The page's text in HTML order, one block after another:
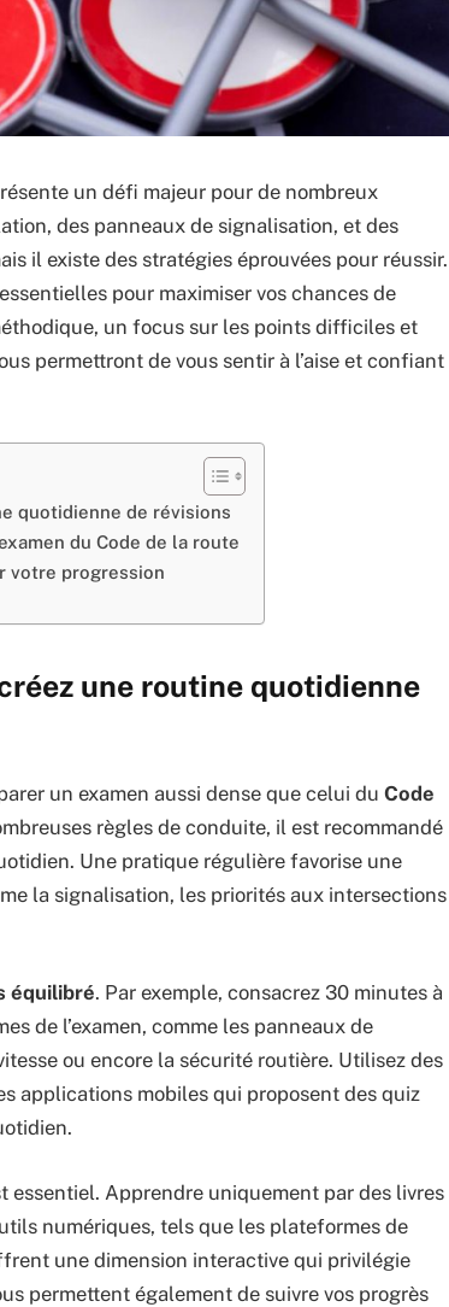
un défi majeur pour de nombreux
des panneaux de signalisation, et des
il existe des stratégies éprouvées pour réussir.
pour maximiser vos chances de
un focus sur les points difficiles et
permettront de vous sentir à l’aise et confiant
quotidienne de révisions
du Code de la route
votre progression
une routine quotidienne
un examen aussi dense que celui du Code
règles de conduite, il est recommandé
Une pratique régulière favorise une
la signalisation, les priorités aux intersections
équilibré. Par exemple, consacrez 30 minutes à
de l’examen, comme les panneaux de
ou encore la sécurité routière. Utilisez des
applications mobiles qui proposent des quiz
essentiel. Apprendre uniquement par des livres
numériques, tels que les plateformes de
une dimension interactive qui privilégie
permettent également de suivre vos progrès